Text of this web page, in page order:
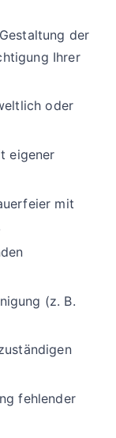
der
Ihrer
oder
eigener
mit
(z. B.
fehlender